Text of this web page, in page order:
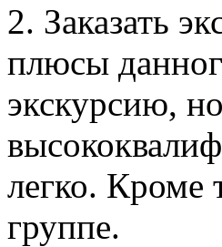
2. Заказать
плюсы
экскурсию,
легко. Кроме
группе.